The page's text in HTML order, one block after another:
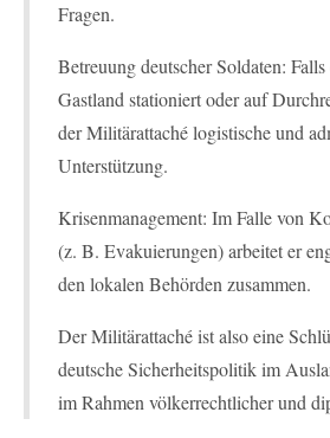
Fragen.
Betreuung deutscher Soldaten:
Gastland stationiert oder auf
der Militärattaché logistische und
Unterstützung.
Krisenmanagement: Im Falle von
(z. B. Evakuierungen) arbeitet er
den lokalen Behörden zusammen.
Der Militärattaché ist also eine
deutsche Sicherheitspolitik im
im Rahmen völkerrechtlicher und